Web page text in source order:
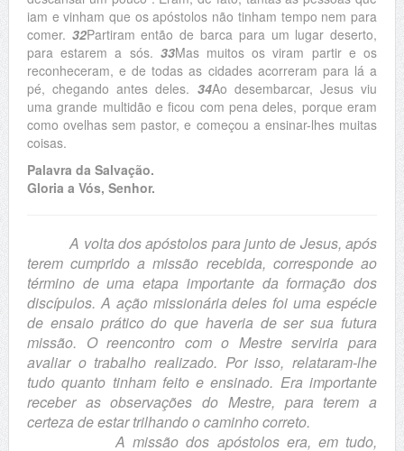
iam e vinham que os apóstolos não tinham tempo nem para
comer. 32Partiram então de barca para um lugar deserto,
para estarem a sós. 33Mas muitos os viram partir e os
reconheceram, e de todas as cidades acorreram para lá a
pé, chegando antes deles. 34Ao desembarcar, Jesus viu
uma grande multidão e ficou com pena deles, porque eram
como ovelhas sem pastor, e começou a ensinar-lhes muitas
coisas.
Palavra da Salvação.
Gloria a Vós, Senhor.
A volta dos apóstolos para junto de Jesus, após
terem cumprido a missão recebida, corresponde ao
término de uma etapa importante da formação dos
discípulos. A ação missionária deles foi uma espécie
de ensaio prático do que haveria de ser sua futura
missão. O reencontro com o Mestre serviria para
avaliar o trabalho realizado. Por isso, relataram-lhe
tudo quanto tinham feito e ensinado. Era importante
receber as observações do Mestre, para terem a
certeza de estar trilhando o caminho correto.
A missão dos apóstolos era, em tudo,